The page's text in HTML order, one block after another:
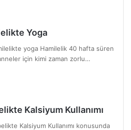
Yoga
yoga Hamilelik 40 hafta süren
için kimi zaman zorlu…
Kalsiyum Kullanımı
Kalsiyum Kullanımı konusunda